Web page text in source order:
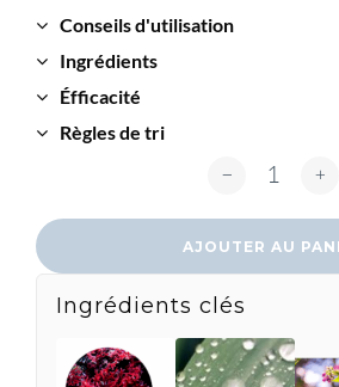
Conseils d'utilisation
Ingrédients
Éfficacité
Règles de tri
quantité de
AJOUTER AU
Ingrédients clés